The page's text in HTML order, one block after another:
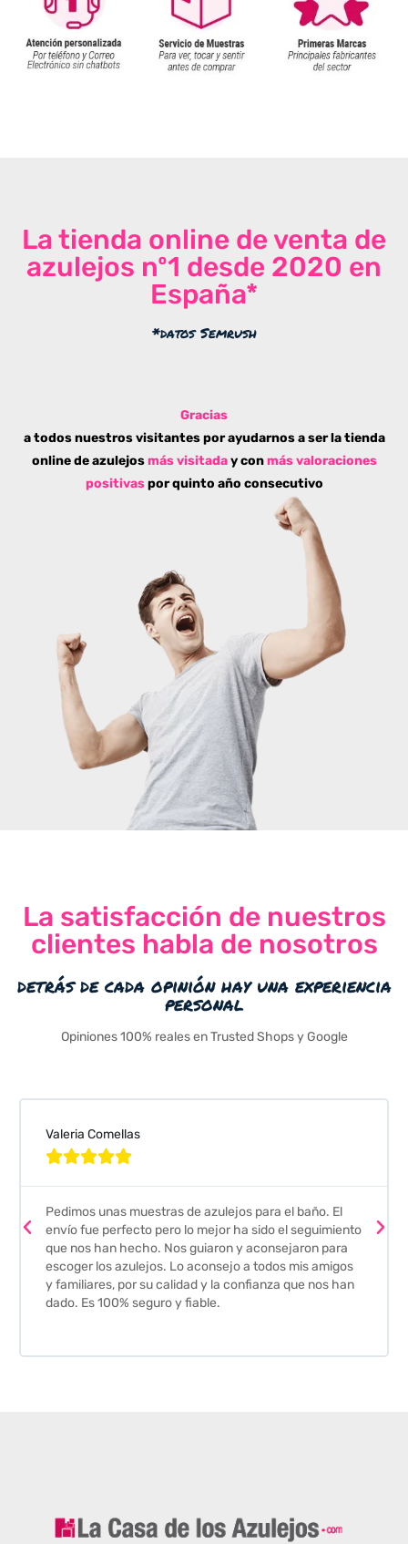
La tienda online de venta de
azulejos nº1 desde 2020 en
España*
*datos Semrush
Gracias
a todos nuestros visitantes por ayudarnos a ser la tienda
online de azulejos más visitaday conmás valoraciones
positivaspor quinto año consecutivo
La satisfacción de nuestros
clientes habla de nosotros
detrás de cada opinión hay una experiencia
personal
Opiniones 100% reales en Trusted Shops y Google
Valeria Comellas

Pedimos unas muestras de azulejos para el baño. El
envío fue perfecto pero lo mejor ha sido el seguimiento
que nos han hecho. Nos guiaron y aconsejaron para
escoger los azulejos. Lo aconsejo a todos mis amigos
y familiares, por su calidad y la confianza que nos han
dado. Es 100% seguro y fiable.